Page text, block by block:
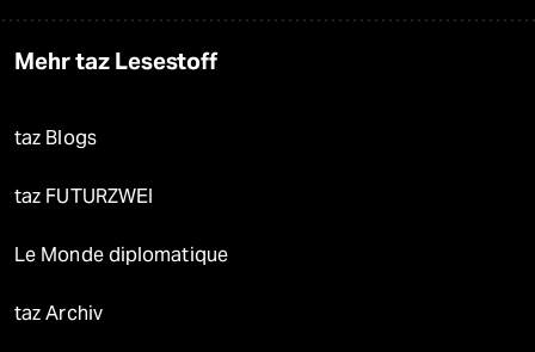
Mehr taz Lesestoff
taz Blogs
taz FUTURZWEI
Le Monde diplomatique
taz Archiv